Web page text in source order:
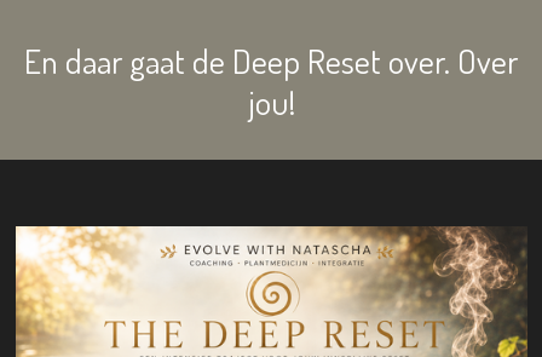
En daar gaat de Deep Reset over. Over
jou!